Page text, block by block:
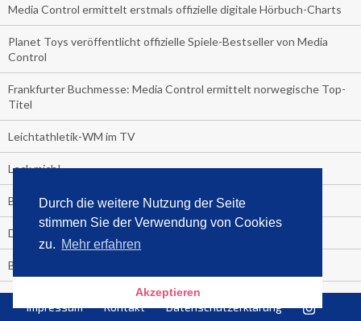
Durch die weitere Nutzung der Seite
stimmen Sie der Verwendung von Cookies
zu. Mehr erfahren
Akzeptieren
Media Control ermittelt erstmals offizielle digitale Hörbuch-Charts
Planet Toys veröffentlicht offizielle Spiele-Bestseller von Media
Control
Frankfurter Buchmesse: Media Control ermittelt norwegische Top-
Titel
Leichtathletik-WM im TV
Leck mich!
Boom der Klimabücher!
Der Sommer-Bestseller 2019
Backstop einer Showkarriere!
Kinder nicht anbrüllen!
Impressum Kontakt Datenschutzerklärung